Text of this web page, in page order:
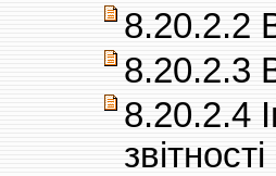
8.20.2.2
8.20.2.3
8.20.2.4